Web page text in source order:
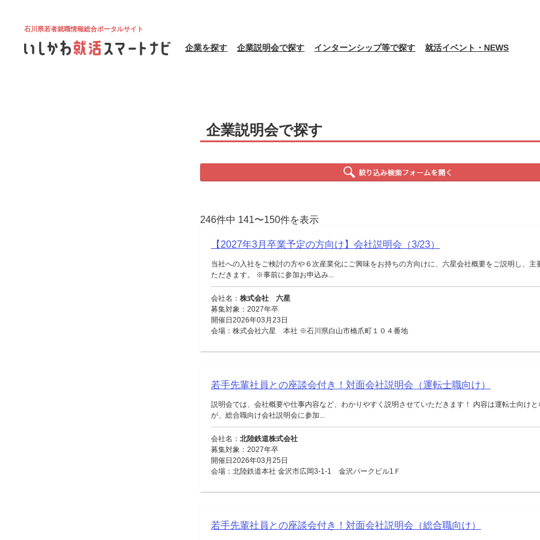
石川県若者就職情報総合ポータルサイト
企業を探す 企業説明会で探す インターンシップ等で探す 就活イベント・NEWS
企業説明会で探す
246件中 141〜150件を表示
【2027年3月卒業予定の方向け】会社説明会（3/23）
当社への入社をご検討の方や６次産業化にご興味をお持ちの方向けに、六星会社概要をご説明し、主
ただきます。 ※事前に参加お申込み...
会社名： 株式会社 六星
募集対象：2027年卒
開催日2026年03月23日
会場：株式会社六星 本社 ※石川県白山市橋爪町１０４番地
若手先輩社員との座談会付き！対面会社説明会（運転士職向け）
説明会では、会社概要や仕事内容など、わかりやすく説明させていただきます！ 内容は運転士向け
が、総合職向け会社説明会に参加...
会社名： 北陸鉄道株式会社
募集対象：2027年卒
開催日2026年03月25日
会場：北陸鉄道本社 金沢市広岡3-1-1 金沢パークビル1Ｆ
若手先輩社員との座談会付き！対面会社説明会（総合職向け）